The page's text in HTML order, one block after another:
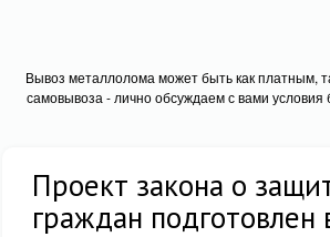
Вывоз металлолома может быть как платным,
самовывоза - лично обсуждаем с вами
Проект закона о
граждан подготовлен